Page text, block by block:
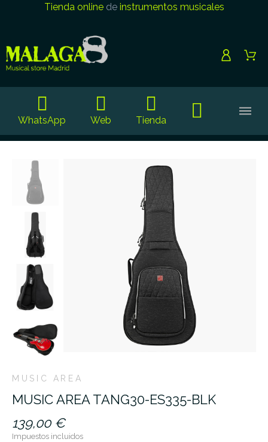
Tienda onlinede instrumentos musicales
WhatsApp Web Tienda
MUSIC AREA
MUSIC AREA TANG30-ES335-BLK
139,00 €
Impuestos incluidos